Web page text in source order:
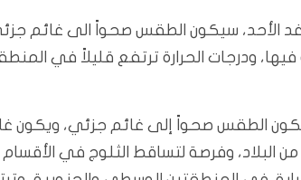
غد الأحد، سيكون الطقس صحواً الى غائم
ودرجات الحرارة ترتفع قليلاً في
الطقس صحواً إلى غائم جزئي، ويكون
البلاد، وفرصة لتساقط الثلوج في الأقسام